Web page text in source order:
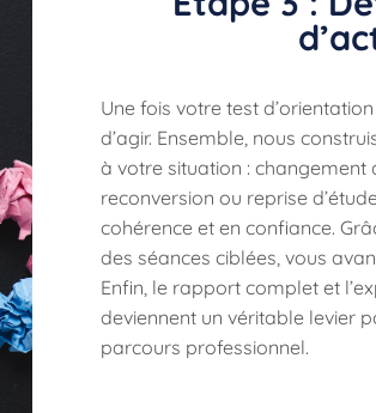
Une fois votre test
d’agir. Ensemble, nous
à votre situation : changement
reconversion ou reprise
cohérence et en confiance.
des séances ciblées, vous
Enfin, le rapport complet et
deviennent un véritable levier
parcours professionnel.